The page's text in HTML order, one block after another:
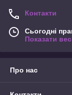
Контакти
Сьогодні
Показати
Про нас